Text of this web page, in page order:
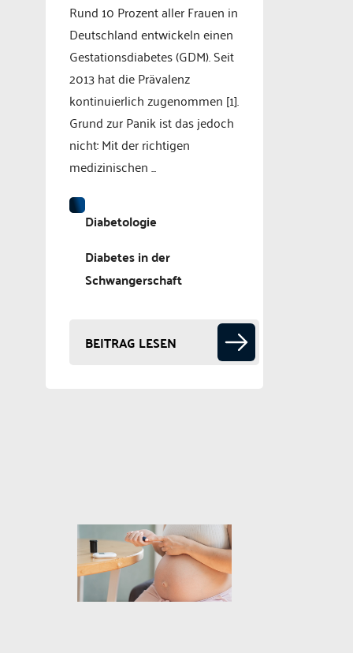
Rund 10 Prozent aller Frauen in
Deutschland entwickeln einen
Gestationsdiabetes (GDM). Seit
2013 hat die Prävalenz
kontinuierlich zugenommen [1].
Grund zur Panik ist das jedoch
nicht: Mit der richtigen
medizinischen ...
Diabetologie
Diabetes in der
Schwangerschaft
BEITRAG LESEN